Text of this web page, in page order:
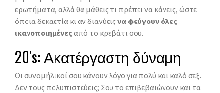
ερωτήματα, αλλά θα μάθεις τι πρέπει να κάνεις, ώστε
όποια δεκαετία κι αν διανύεις να φεύγουν όλες
ικανοποιημένες από το κρεβάτι σου.
20′s: Ακατέργαστη δύναμη
Οι συνομήλικοί σου κάνουν λόγο για πολύ και καλό σεξ.
Δεν τους πολυπιστεύεις; Σου το επιβεβαιώνουν και τα